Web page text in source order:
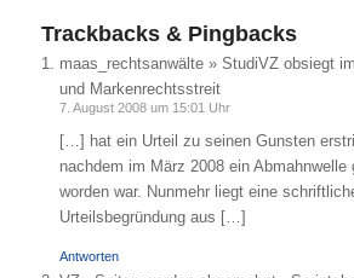
Trackbacks & Pingbacks
maas_rechtsanwälte » StudiVZ obsiegt
und Markenrechtsstreit
7. August 2008 um 15:01 Uhr
[…] hat ein Urteil zu seinen Gunsten
nachdem im März 2008 ein Abmahnwelle
worden war. Nunmehr liegt eine
Urteilsbegründung aus […]
Antworten